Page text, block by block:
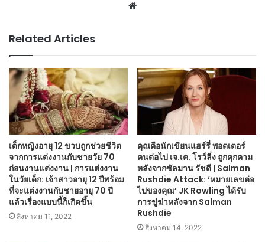
Website
Related Articles
เด็กหญิงอายุ 12 ขวบถูกช่วยชีวิต
จากการแต่งงานกับชายวัย 70
ก่อนงานแต่งงาน | การแต่งงาน
ในวัยเด็ก: เจ้าสาวอายุ 12 ปีพร้อม
ที่จะแต่งงานกับชายอายุ 70 ​​ปี
แล้วเรื่องแบบนี้ก็เกิดขึ้น
สิงหาคม 11, 2022
คุณคือนักเขียนแฮร์รี่ พอตเตอร์
คนต่อไป เจ.เค. โรว์ลิ่ง ถูกคุกคาม
หลังจากซัลมาน รัชดี | Salman
Rushdie Attack: ‘หมายเลขต่อ
ไปของคุณ’ JK Rowling ได้รับ
การขู่ฆ่าหลังจาก Salman
Rushdie
สิงหาคม 14, 2022